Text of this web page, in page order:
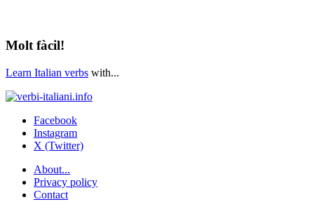
Molt fàcil!
Learn Italian verbs with...
Facebook
Instagram
X (Twitter)
About...
Privacy policy
Contact